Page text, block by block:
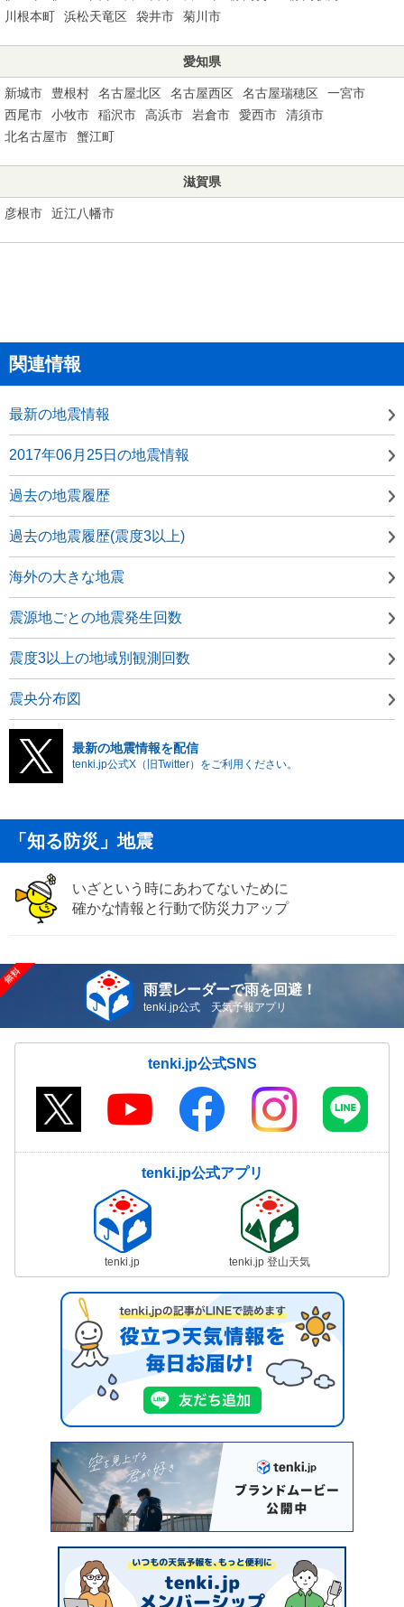
川根本町
浜松天竜区 袋井市 菊川市
愛知県
新城市 豊根村 名古屋北区 名古屋西区 名古屋瑞穂区
一宮市
西尾市
小牧市 稲沢市 高浜市 岩倉市 愛西市
清須市
北名古屋市
蟹江町
滋賀県
彦根市 近江八幡市
関連情報
最新の地震情報
2017年06月25日の地震情報
過去の地震履歴
過去の地震履歴(震度3以上)
海外の大きな地震
震源地ごとの地震発生回数
震度3以上の地域別観測回数
震央分布図
最新の地震情報を配信
tenki.jp公式X（旧Twitter）をご利用ください。
「知る防災」地震
いざという時にあわてないために
確かな情報と行動で防災力アップ
雨雲レーダーで雨を回避！
tenki.jp公式 天気予報アプリ
tenki.jp公式SNS
tenki.jp公式アプリ
tenki.jp tenki.jp 登山天気